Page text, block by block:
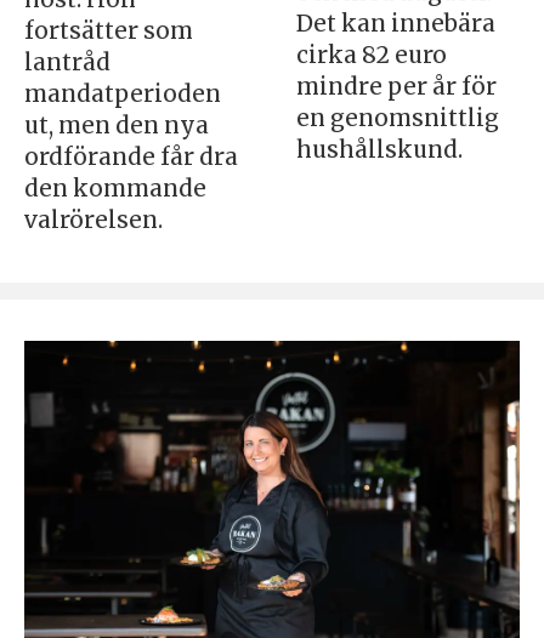
fortsätter som
lantråd
mandatperioden
ut, men den nya
ordförande får dra
den kommande
valrörelsen.
Det kan innebära
cirka 82 euro
mindre per år för
en genomsnittlig
hushållskund.